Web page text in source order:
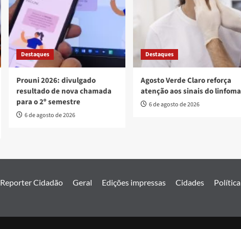
Destaques
Prouni 2026: divulgado
resultado de nova chamada
para o 2º semestre
6 de agosto de 2026
Destaques
Agosto Verde Claro reforça
atenção aos sinais do linfoma
6 de agosto de 2026
Reporter Cidadão Geral Edições impressas Cidades Política